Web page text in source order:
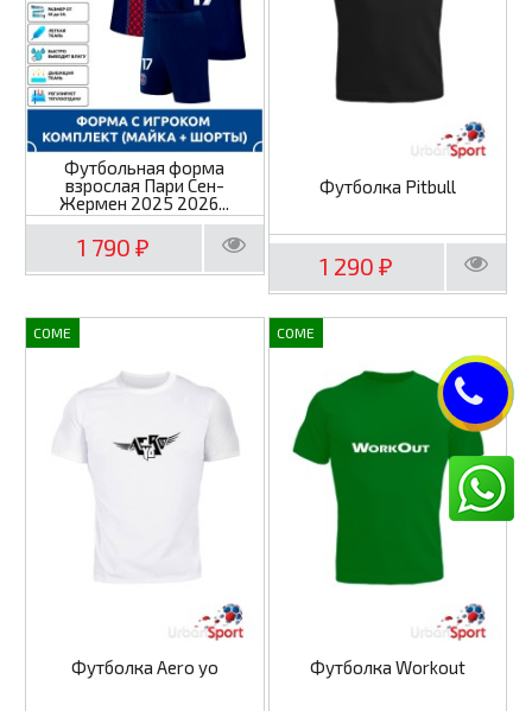
Футбольная форма
взрослая Пари Сен-
Жермен 2025 2026...
1 790₽
Футболка Pitbull
1 290₽
COME
Футболка Aero yo
COME
Футболка Workout